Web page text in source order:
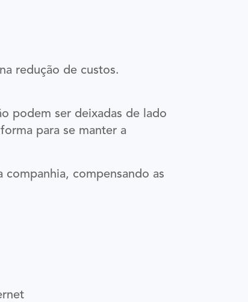
redução de custos.
podem ser deixadas de lado
para se manter a
compensando as